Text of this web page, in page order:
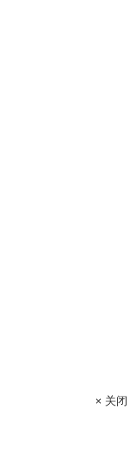
× 关闭